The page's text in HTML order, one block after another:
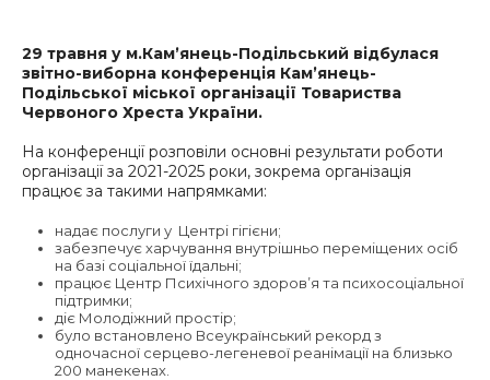
29 травня у м.Камʼянець-Подільський відбулася
звітно-виборна конференція Кам’янець-
Подільської міської організації Товариства
Червоного Хреста України.
На конференції розповіли основні результати роботи
організації за 2021-2025 роки, зокрема організація
працює за такими напрямками:
надає послуги у Центрі гігієни;
забезпечує харчування внутрішньо переміщених осіб
на базі соціальної їдальні;
працює Центр Психічного здоровʼя та психосоціальної
підтримки;
діє Молодіжний простір;
було встановлено Всеукраїнський рекорд з
одночасної серцево-легеневої реанімації на близько
200 манекенах.